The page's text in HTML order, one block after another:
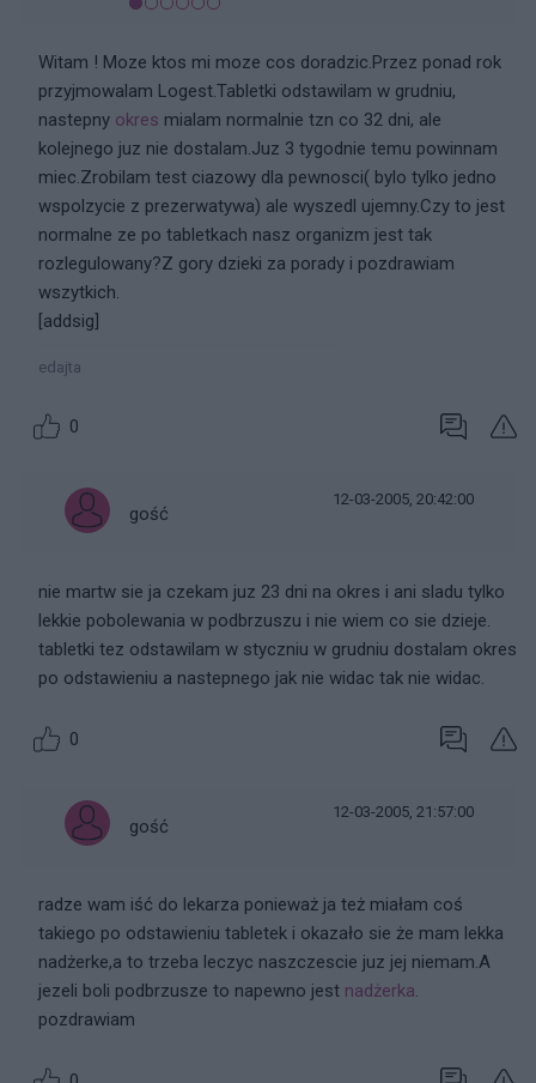
Witam ! Moze ktos mi moze cos doradzic.Przez ponad rok
przyjmowalam Logest.Tabletki odstawilam w grudniu,
nastepny okres mialam normalnie tzn co 32 dni, ale
kolejnego juz nie dostalam.Juz 3 tygodnie temu powinnam
miec.Zrobilam test ciazowy dla pewnosci( bylo tylko jedno
wspolzycie z prezerwatywa) ale wyszedl ujemny.Czy to jest
normalne ze po tabletkach nasz organizm jest tak
rozlegulowany?Z gory dzieki za porady i pozdrawiam
wszytkich.
[addsig]
edajta
0
gość
12-03-2005, 20:42:00
nie martw sie ja czekam juz 23 dni na okres i ani sladu tylko
lekkie pobolewania w podbrzuszu i nie wiem co sie dzieje.
tabletki tez odstawilam w styczniu w grudniu dostalam okres
po odstawieniu a nastepnego jak nie widac tak nie widac.
0
gość
12-03-2005, 21:57:00
radze wam iść do lekarza ponieważ ja też miałam coś
takiego po odstawieniu tabletek i okazało sie że mam lekka
nadżerke,a to trzeba leczyc naszczescie juz jej niemam.A
jezeli boli podbrzusze to napewno jest nadżerka.
pozdrawiam